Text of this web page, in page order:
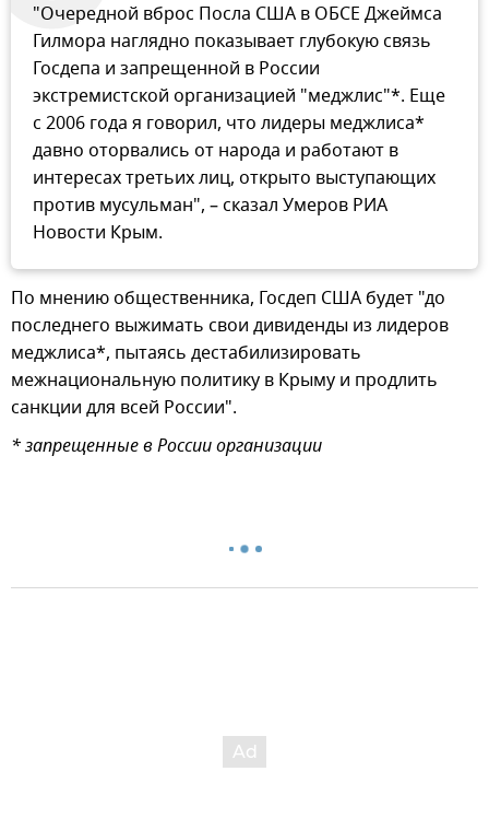
"Очередной вброс Посла США в ОБСЕ Джеймса
Гилмора наглядно показывает глубокую связь
Госдепа и запрещенной в России
экстремистской организацией "меджлис"*. Еще
с 2006 года я говорил, что лидеры меджлиса*
давно оторвались от народа и работают в
интересах третьих лиц, открыто выступающих
против мусульман", – сказал Умеров РИА
Новости Крым.
По мнению общественника, Госдеп США будет "до
последнего выжимать свои дивиденды из лидеров
меджлиса*, пытаясь дестабилизировать
межнациональную политику в Крыму и продлить
санкции для всей России".
* запрещенные в России организации